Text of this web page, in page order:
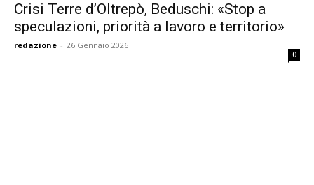
Crisi Terre d’Oltrepò, Beduschi: «Stop a
speculazioni, priorità a lavoro e territorio»
redazione - 26 Gennaio 2026
0